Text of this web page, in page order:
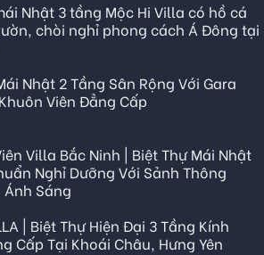
Nhật 3 tầng Mộc Hi Villa có hồ cá
chòi nghỉ phong cách Á Đông tại
Nhật 2 Tầng Sân Rộng Với Gara
Viên Đẳng Cấp
Villa Bắc Ninh | Biệt Thự Mái Nhật
Nghỉ Dưỡng Với Sảnh Thông
Sáng
| Biệt Thự Hiện Đại 3 Tầng Kính
Cấp Tại Khoái Châu, Hưng Yên